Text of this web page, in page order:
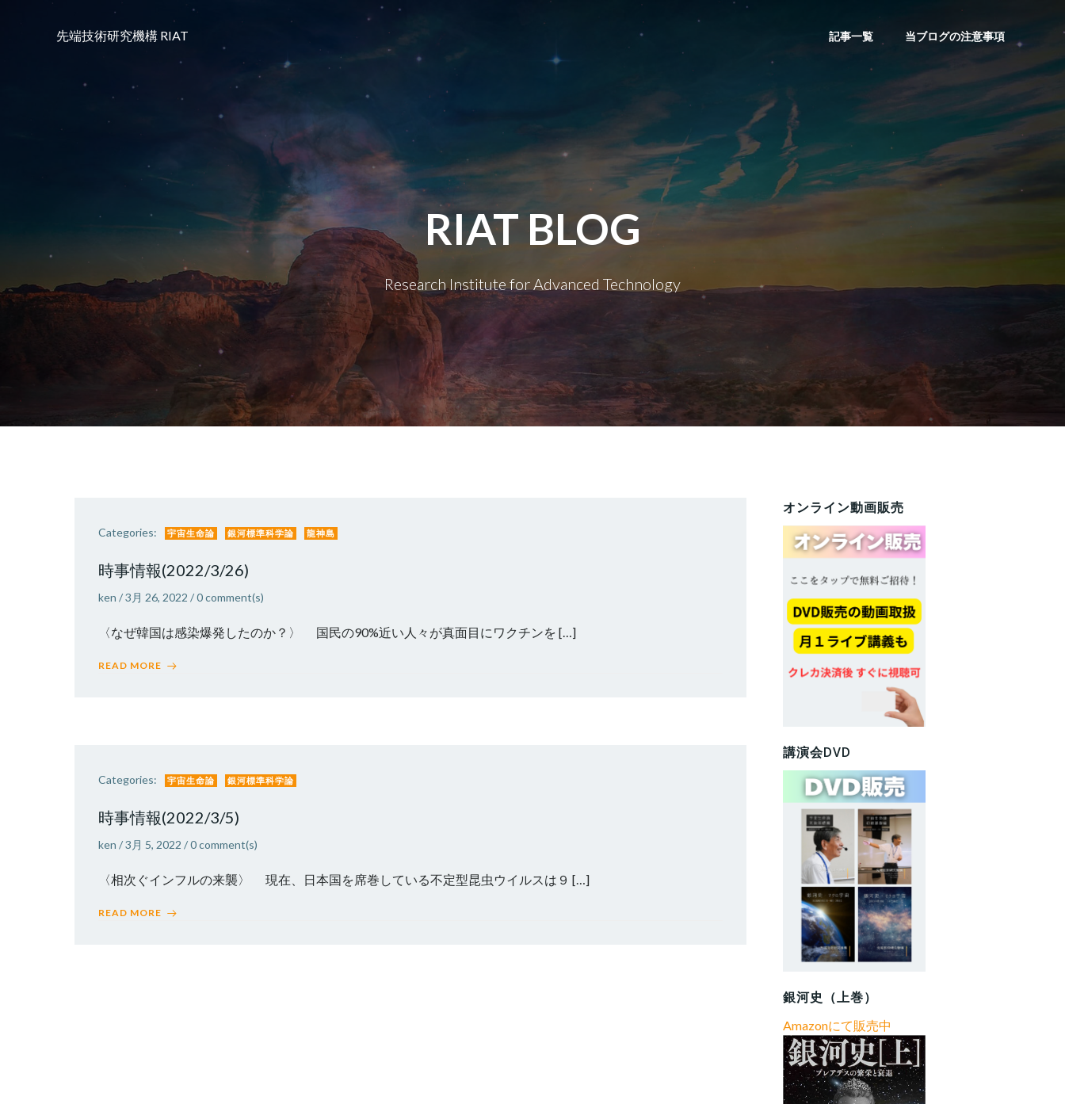
先端技術研究機構 RIAT 記事一覧 当ブログの注意事項
RIAT BLOG
Research Institute for Advanced Technology
Categories: 宇宙生命論 銀河標準科学論 龍神島
時事情報(2022/3/26)
ken /3月 26, 2022 /0comment(s)
〈なぜ韓国は感染爆発したのか？〉 国民の90%近い人々が真面目にワクチンを […]
READ MORE
Categories: 宇宙生命論 銀河標準科学論
時事情報(2022/3/5)
ken /3月 5, 2022 /0comment(s)
〈相次ぐインフルの来襲〉 現在、日本国を席巻している不定型昆虫ウイルスは９ […]
READ MORE
オンライン動画販売
講演会DVD
銀河史（上巻）
Amazonにて販売中